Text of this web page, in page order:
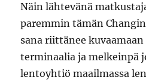
Näin lähtevänä
paremmin tämän
sana riittänee
terminaalia ja melkeinpä
lentoyhtiö maailmassa